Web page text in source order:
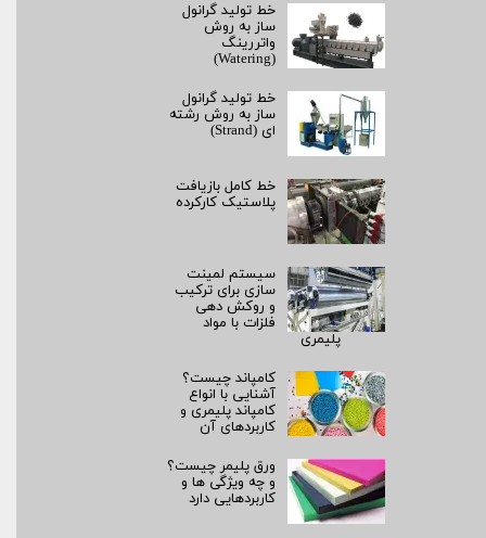
خط تولید گرانول
ساز به روش
واتررینگ
(Watering)
خط تولید گرانول
ساز به روش رشته‌
ای (Strand)
خط کامل بازیافت
پلاستیک کارکرده
سیستم لمینت‌
سازی برای ترکیب
و روکش‌ دهی
فلزات با مواد
پلیمری
کامپاند چیست؟
آشنایی با انواع
کامپاند پلیمری و
کاربردهای آن
ورق پلیمر چیست؟
و چه ویژگی ها و
کاربردهایی دارد